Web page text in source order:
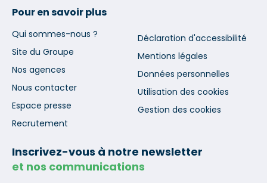
Pour en savoir plus
Qui sommes-nous ?
Site du Groupe
Nos agences
Nous contacter
Espace presse
Recrutement
Déclaration d'accessibilité
Mentions légales
Données personnelles
Utilisation des cookies
Gestion des cookies
Inscrivez-vous à notre newsletter
et nos communications